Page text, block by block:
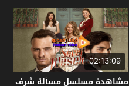
02:13:09
مشاهدة مسلسل مسألة شرف